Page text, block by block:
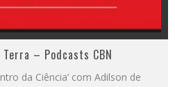
– Podcasts CBN
da Ciência’ com Adilson de